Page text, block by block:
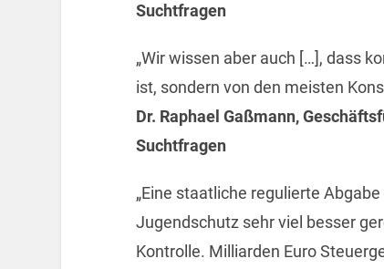
Suchtfragen
„Wir wissen aber auch […], dass
ist, sondern von den meisten
Dr. Raphael Gaßmann,
Suchtfragen
„Eine staatliche regulierte
Jugendschutz sehr viel besser
Kontrolle. Milliarden Euro